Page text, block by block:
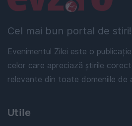
Cel mai bun portal de stiri!
Evenimentul Zilei este o
celor care apreciază știrile
relevante din toate domeniile de
Utile